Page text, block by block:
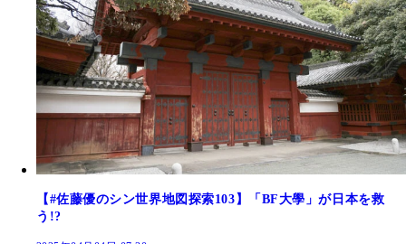
【#佐藤優のシン世界地図探索103】「BF大學」が日本を救
う!?